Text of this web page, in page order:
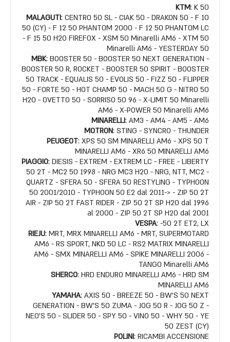
KTM: K 50
MALAGUTI: CENTRO 50 SL - CIAK 50 - DRAKON 50 - F 10
50 (CY) - F 12 50 PHANTOM 2000 - F 12 50 PHANTOM LC
- F 15 50 H2O FIREFOX - XSM 50 Minarelli AM6 - XTM 50
Minarelli AM6 - YESTERDAY 50
MBK: BOOSTER 50 - BOOSTER 50 NEXT GENERATION -
BOOSTER 50 R, ROCKET - BOOSTER 50 SPIRIT - BOOSTER
50 TRACK - EQUALIS 50 - EVOLIS 50 - FIZZ 50 - FLIPPER
50 - FORTE 50 - HOT CHAMP 50 - MACH 50 G - NITRO 50
H2O - OVETTO 50 - SORRISO 50 96 - X-LIMIT 50 Minarelli
AM6 - X-POWER 50 Minarelli AM6
MINARELLI: AM3 - AM4 - AM5 - AM6
MOTRON: STING - SYNCRO - THUNDER
PEUGEOT: XPS 50 SM MINARELLI AM6 - XPS 50 T
MINARELLI AM6 - XR6 50 MINARELLI AM6
PIAGGIO: DIESIS - EXTREM - EXTREM LC - FREE - LIBERTY
50 2T - MC2 50 1998 - NRG MC3 H2O - NRG, NTT, MC2 -
QUARTZ - SFERA 50 - SFERA 50 RESTYLING - TYPHOON
50 2001/2010 - TYPHOON 50 E2 dal 2011-> - ZIP 50 2T
AIR - ZIP 50 2T FAST RIDER - ZIP 50 2T SP H2O dal 1996
al 2000 - ZIP 50 2T SP H2O dal 2001
VESPA: -50 2T ET2, LX
RIEJU: MRT, MRX MINARELLI AM6 - MRT, SUPERMOTARD
AM6 - RS SPORT, NKD 50 LC - RS2 MATRIX MINARELLI
AM6 - SMX MINARELLI AM6 - SPIKE MINARELLI 2006 -
TANGO Minarelli AM6
SHERCO: HRD ENDURO MINARELLI AM6 - HRD SM
MINARELLI AM6
YAMAHA: AXIS 50 - BREEZE 50 - BW'S 50 NEXT
GENERATION - BW'S 50 ZUMA - JOG 50 R - JOG 50 Z -
NEO'S 50 - SLIDER 50 - SPY 50 - VINO 50 - WHY 50 - YE
50 ZEST (CY)
POLINI: RICAMBI ACCENSIONE